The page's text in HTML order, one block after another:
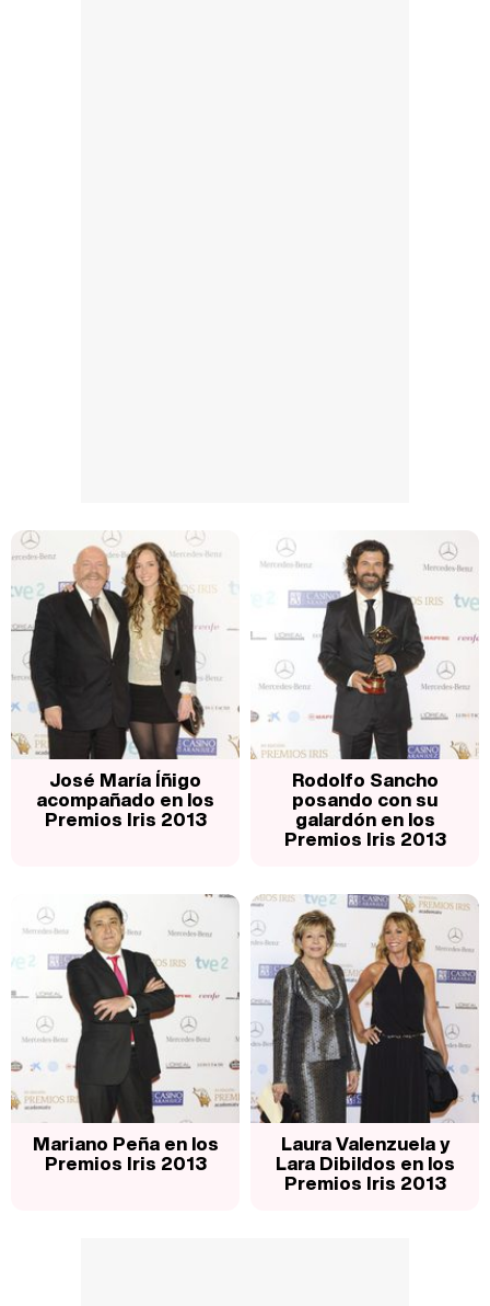
José María Íñigo
acompañado en los
Premios Iris 2013
Rodolfo Sancho
posando con su
galardón en los
Premios Iris 2013
Mariano Peña en los
Premios Iris 2013
Laura Valenzuela y
Lara Dibildos en los
Premios Iris 2013